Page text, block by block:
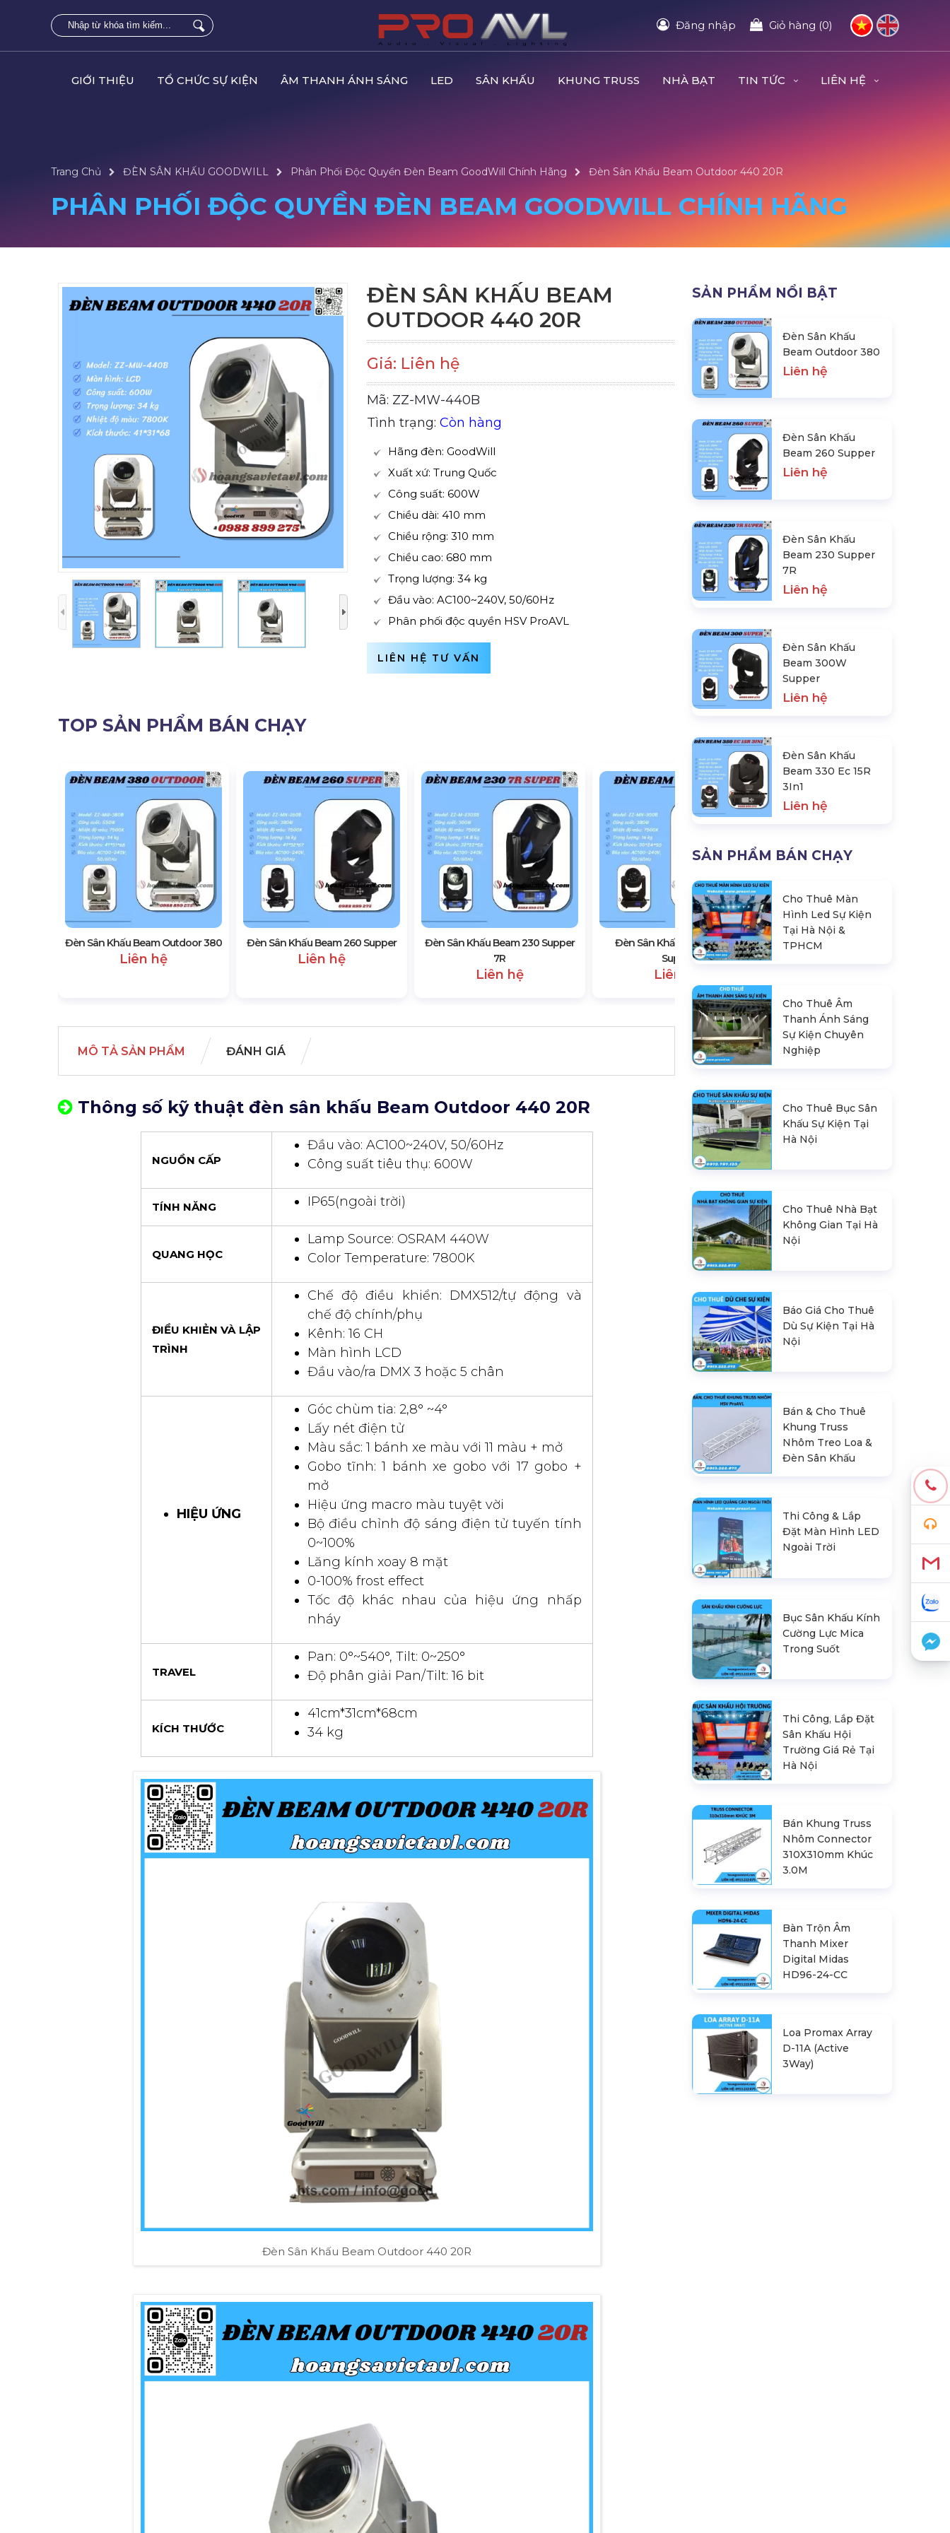
Đăng nhập Giỏ hàng (0)
GIỚI THIỆU TỔ CHỨC SỰ KIỆN ÂM THANH ÁNH SÁNG LED SÂN KHẤU KHUNG TRUSS NHÀ BẠT TIN TỨC LIÊN HỆ
Trang Chủ ĐÈN SÂN KHẤU GOODWILL Phân Phối Độc Quyền Đèn Beam GoodWill Chính Hãng Đèn Sân Khấu Beam Outdoor 440 20R
PHÂN PHỐI ĐỘC QUYỀN ĐÈN BEAM GOODWILL CHÍNH HÃNG
ĐÈN SÂN KHẤU BEAM
OUTDOOR 440 20R
Giá: Liên hệ
Mã: ZZ-MW-440B
Tình trạng: Còn hàng
Hãng đèn: GoodWill
Xuất xứ: Trung Quốc
Công suất: 600W
Chiều dài: 410 mm
Chiều rộng: 310 mm
Chiều cao: 680 mm
Trọng lượng: 34 kg
Đầu vào: AC100~240V, 50/60Hz
Phân phối độc quyền HSV ProAVL
LIÊN HỆ TƯ VẤN
TOP SẢN PHẨM BÁN CHẠY
Đèn Sân Khấu Beam Outdoor 380
Liên hệ
Đèn Sân Khấu Beam 260 Supper
Liên hệ
Đèn Sân Khấu Beam 230 Supper
7R
Liên hệ
Đèn Sân Khấu Beam 300W
Supper
Liên hệ
3In1
Liên hệ
MÔ TẢ SẢN PHẨM ĐÁNH GIÁ
Thông số kỹ thuật đèn sân khấu Beam Outdoor 440 20R
NGUỒN CẤP
Đầu vào: AC100~240V, 50/60Hz
Công suất tiêu thụ: 600W
TÍNH NĂNG IP65(ngoài trời)
QUANG HỌC
Lamp Source: OSRAM 440W
Color Temperature: 7800K
ĐIỀU KHIẺN VÀ LẬP
TRÌNH
Chế độ điều khiển: DMX512/tự động và
chế độ chính/phụ
Kênh: 16 CH
Màn hình LCD
Đầu vào/ra DMX 3 hoặc 5 chân
HIỆU ỨNG
Góc chùm tia: 2,8° ~4°
Lấy nét điện tử
Màu sắc: 1 bánh xe màu với 11 màu + mở
Gobo tĩnh: 1 bánh xe gobo với 17 gobo +
mở
Hiệu ứng macro màu tuyệt vời
Bộ điều chỉnh độ sáng điện tử tuyến tính
0~100%
Lăng kính xoay 8 mặt
0-100% frost effect
Tốc độ khác nhau của hiệu ứng nhấp
nháy
TRAVEL
Pan: 0°~540°, Tilt: 0~250°
Độ phân giải Pan/Tilt: 16 bit
KÍCH THƯỚC
41cm*31cm*68cm
34 kg
Đèn Sân Khấu Beam Outdoor 440 20R
SẢN PHẨM NỔI BẬT
Đèn Sân Khấu
Beam Outdoor 380
Liên hệ
Đèn Sân Khấu
Beam 260 Supper
Liên hệ
Đèn Sân Khấu
Beam 230 Supper
7R
Liên hệ
Đèn Sân Khấu
Beam 300W
Supper
Liên hệ
Đèn Sân Khấu
Beam 330 Ec 15R
3In1
Liên hệ
SẢN PHẨM BÁN CHẠY
Cho Thuê Màn
Hình Led Sự Kiện
Tại Hà Nội &
TPHCM
Cho Thuê Âm
Thanh Ánh Sáng
Sự Kiện Chuyên
Nghiệp
Cho Thuê Bục Sân
Khấu Sự Kiện Tại
Hà Nội
Cho Thuê Nhà Bạt
Không Gian Tại Hà
Nội
Báo Giá Cho Thuê
Dù Sự Kiện Tại Hà
Nội
Bán & Cho Thuê
Khung Truss
Nhôm Treo Loa &
Đèn Sân Khấu
Thi Công & Lắp
Đặt Màn Hình LED
Ngoài Trời
Bục Sân Khấu Kính
Cường Lực Mica
Trong Suốt
Thi Công, Lắp Đặt
Sân Khấu Hội
Trường Giá Rẻ Tại
Hà Nội
Bán Khung Truss
Nhôm Connector
310X310mm Khúc
3.0M
Bàn Trộn Âm
Thanh Mixer
Digital Midas
HD96-24-CC
Loa Promax Array
D-11A (Active
3Way)